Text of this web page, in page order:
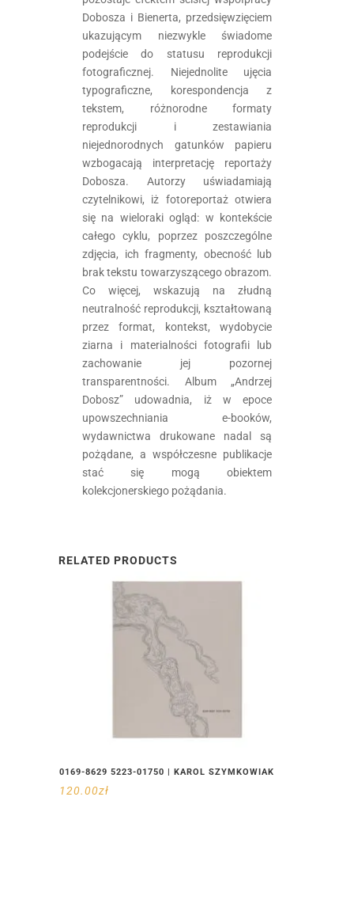
Dobosza i Bienerta, przedsięwzięciem
ukazującym niezwykle świadome
podejście do statusu reprodukcji
fotograficznej. Niejednolite ujęcia
typograficzne, korespondencja z
tekstem, różnorodne formaty
reprodukcji i zestawiania
niejednorodnych gatunków papieru
wzbogacają interpretację reportaży
Dobosza. Autorzy uświadamiają
czytelnikowi, iż fotoreportaż otwiera
się na wieloraki ogląd: w kontekście
całego cyklu, poprzez poszczególne
zdjęcia, ich fragmenty, obecność lub
brak tekstu towarzyszącego obrazom.
Co więcej, wskazują na złudną
neutralność reprodukcji, kształtowaną
przez format, kontekst, wydobycie
ziarna i materialności fotografii lub
zachowanie jej pozornej
transparentności. Album „Andrzej
Dobosz” udowadnia, iż w epoce
upowszechniania e-booków,
wydawnictwa drukowane nadal są
pożądane, a współczesne publikacje
stać się mogą obiektem
kolekcjonerskiego pożądania.
RELATED PRODUCTS
0169-8629 5223-01750 | KAROL SZYMKOWIAK
120.00zł